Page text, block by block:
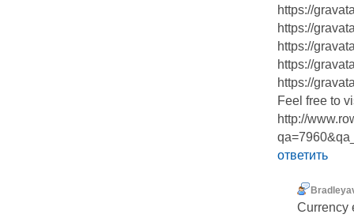
https://
https://
https://
https://
https://
Feel free to
http://
ответить
Currency